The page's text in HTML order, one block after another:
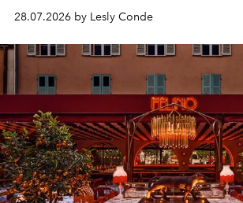
comebacks en veelbelovende nieuwe
de releases die je niet mag missen.
28.07.2026 by Lesly Conde